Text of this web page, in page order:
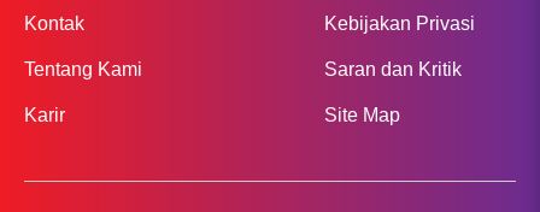
Kontak
Tentang Kami
Karir
Kebijakan Privasi
Saran dan Kritik
Site Map